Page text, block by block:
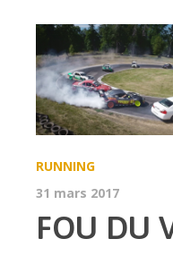
RUNNING
31 mars 2017
FOU DU